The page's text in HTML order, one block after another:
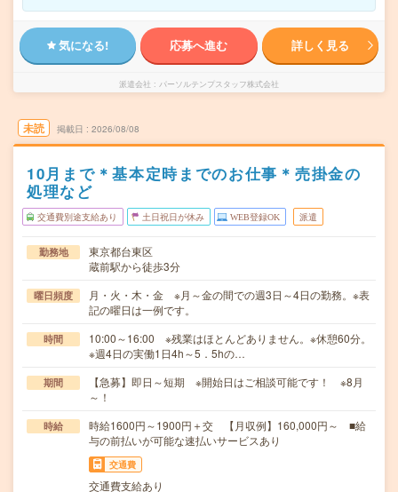
気になる! 応募へ進む 詳しく見る
派遣会社 パーソルテンプスタッフ株式会社
未読 掲載日 2026/08/08
10月まで＊基本定時までのお仕事＊売掛金の
処理など
交通費別途支給あり 土日祝日が休み WEB登録OK 派遣
勤務地
東京都台東区
蔵前駅から徒歩3分
曜日頻度
月・火・木・金 ※月～金の間での週3日～4日の勤務。※表
記の曜日は一例です。
時間
10:00～16:00 ※残業はほとんどありません。※休憩60分。
※週4日の実働1日4h～5．5hの…
期間
【急募】即日～短期 ※開始日はご相談可能です！ ※8月
～！
時給
時給1600円～1900円＋交 【月収例】160,000円～ ■給
与の前払いが可能な速払いサービスあり
交通費
交通費支給あり